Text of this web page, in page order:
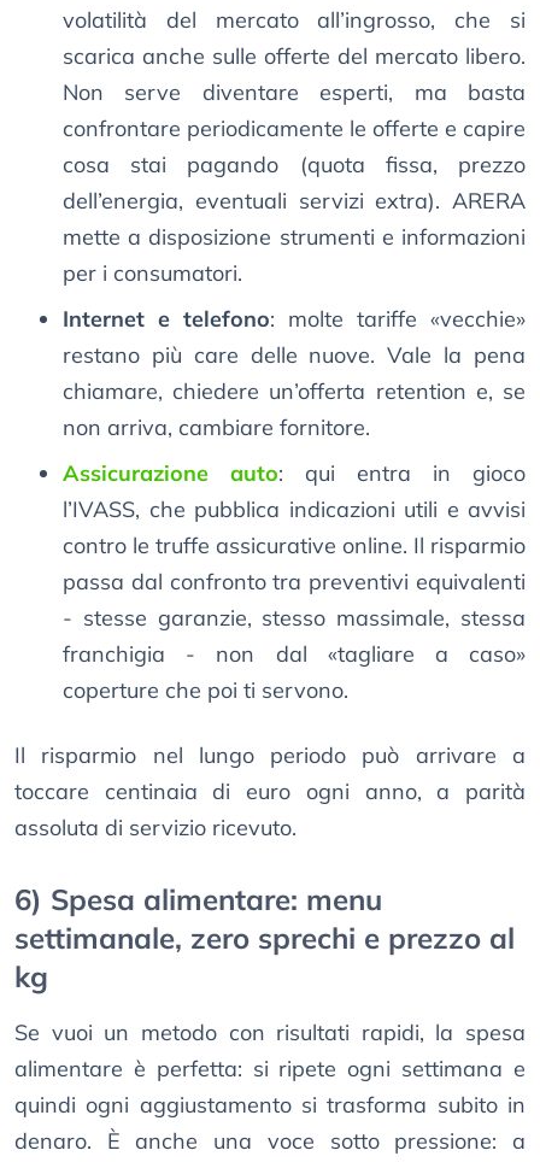
volatilità del mercato all’ingrosso, che si
scarica anche sulle offerte del mercato libero.
Non serve diventare esperti, ma basta
confrontare periodicamente le offerte e capire
cosa stai pagando (quota fissa, prezzo
dell’energia, eventuali servizi extra). ARERA
mette a disposizione strumenti e informazioni
per i consumatori.
Internet e telefono: molte tariffe «vecchie»
restano più care delle nuove. Vale la pena
chiamare, chiedere un’offerta retention e, se
non arriva, cambiare fornitore.
Assicurazione auto: qui entra in gioco
l’IVASS, che pubblica indicazioni utili e avvisi
contro le truffe assicurative online. Il risparmio
passa dal confronto tra preventivi equivalenti
- stesse garanzie, stesso massimale, stessa
franchigia - non dal «tagliare a caso»
coperture che poi ti servono.
Il risparmio nel lungo periodo può arrivare a
toccare centinaia di euro ogni anno, a parità
assoluta di servizio ricevuto.
6) Spesa alimentare: menu
settimanale, zero sprechi e prezzo al
kg
Se vuoi un metodo con risultati rapidi, la spesa
alimentare è perfetta: si ripete ogni settimana e
quindi ogni aggiustamento si trasforma subito in
denaro. È anche una voce sotto pressione: a